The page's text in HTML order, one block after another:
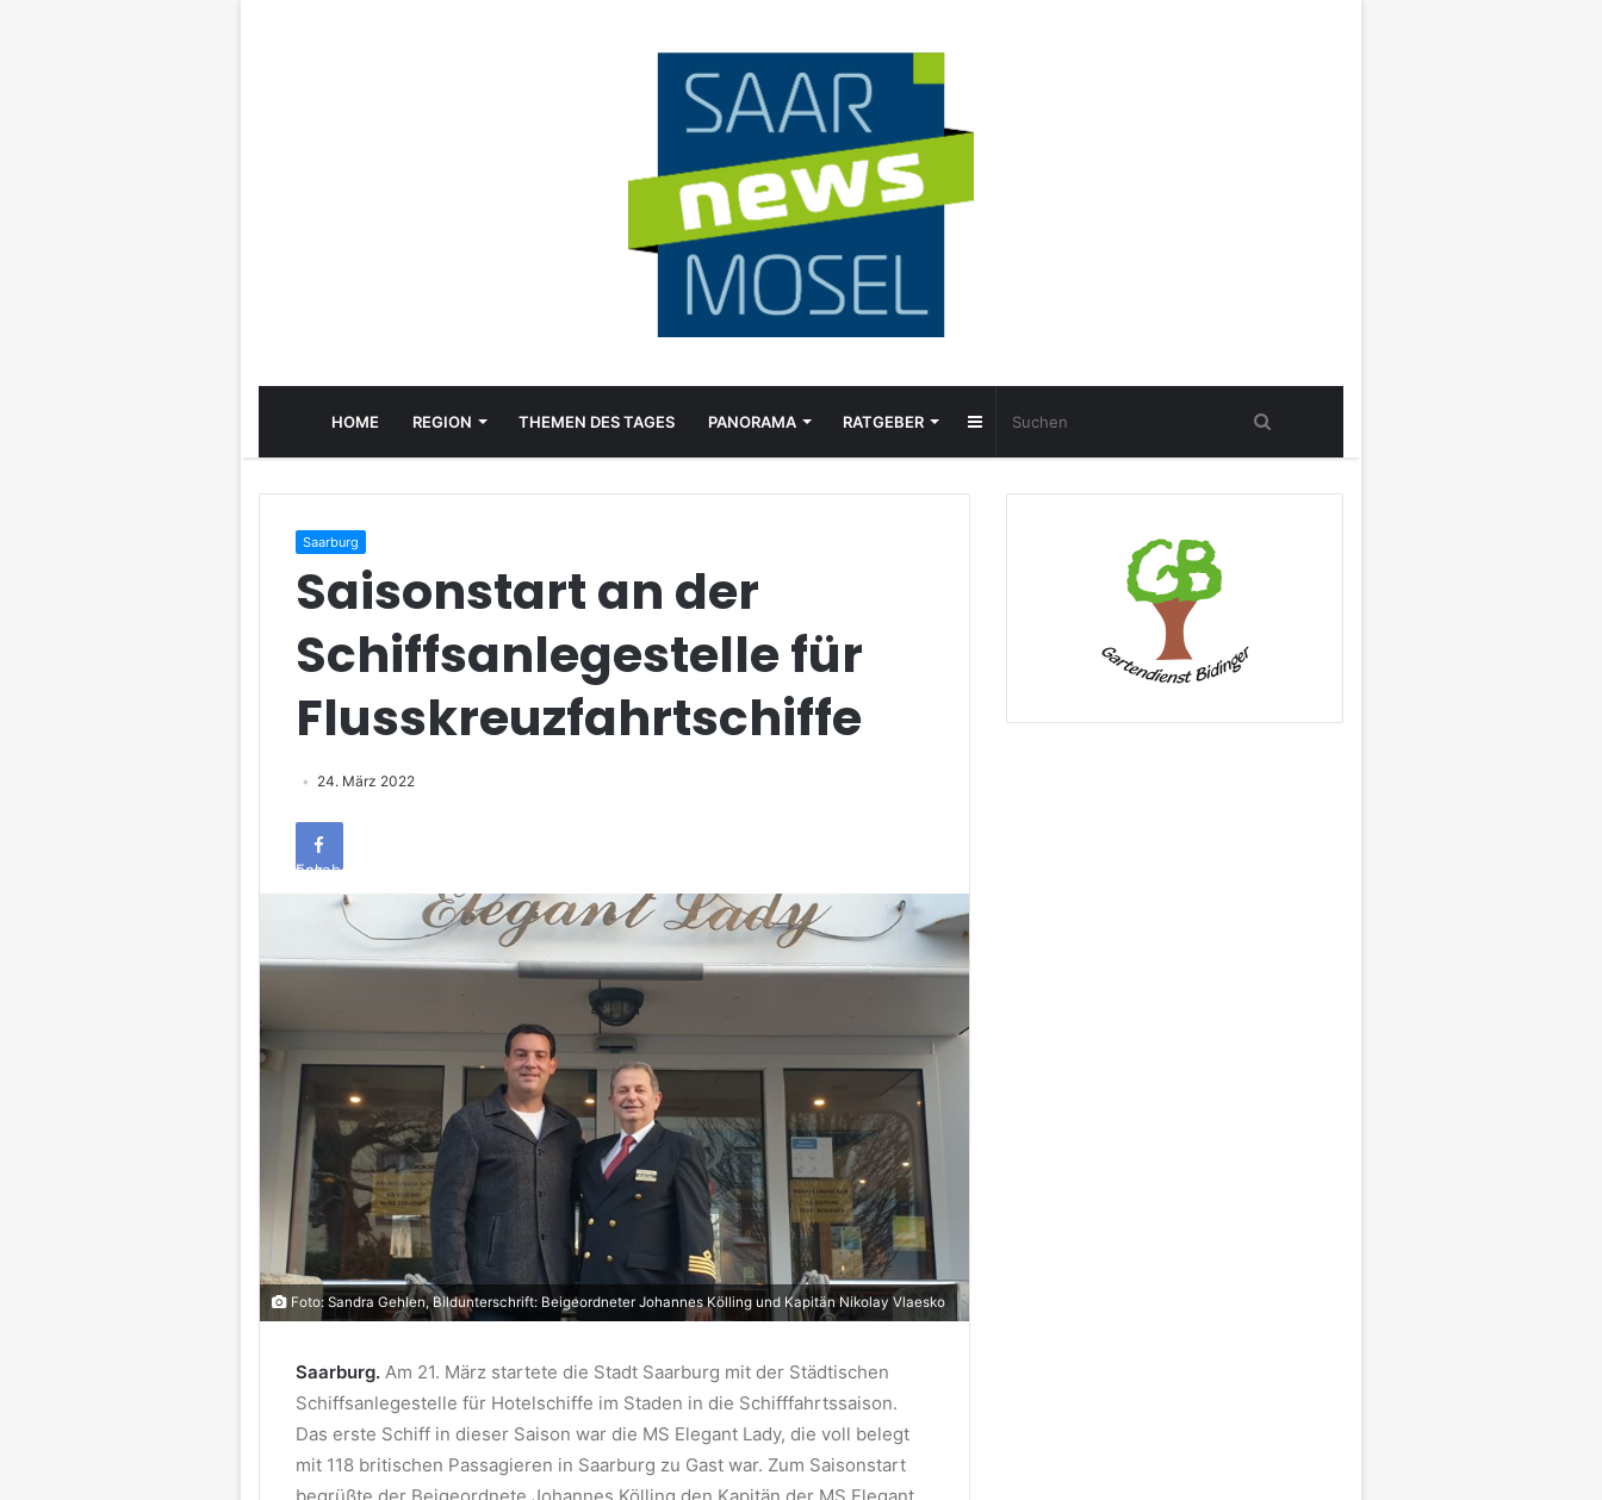
HOME REGION THEMEN DES TAGES PANORAMA RATGEBER Sidebar
Saarburg
Saisonstart an der
Schiffsanlegestelle für
Flusskreuzfahrtschiffe
24. März 2022
Facebook
Foto: Sandra Gehlen, Bildunterschrift: Beigeordneter Johannes Kölling und Kapitän Nikolay Vlaesko
Saarburg. Am 21. März startete die Stadt Saarburg mit der Städtischen
Schiffsanlegestelle für Hotelschiffe im Staden in die Schifffahrtssaison.
Das erste Schiff in dieser Saison war die MS Elegant Lady, die voll belegt
mit 118 britischen Passagieren in Saarburg zu Gast war. Zum Saisonstart
begrüßte der Beigeordnete Johannes Kölling den Kapitän der MS Elegant